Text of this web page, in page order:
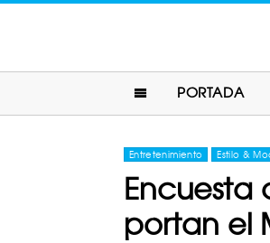
PORTADA
Entretenimiento Estilo &
Encuesta
portan el